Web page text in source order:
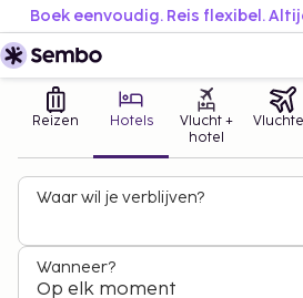
Boek eenvoudig. Reis flexibel.
Reizen Hotels
Vlucht +
hotel
Waar wil je verblijven?
Wanneer?
Op elk moment